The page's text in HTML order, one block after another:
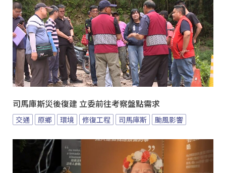
司馬庫斯災後復建 立委前往考察盤點需求
交通 原鄉 環境 修復工程 司馬庫斯 颱風影響